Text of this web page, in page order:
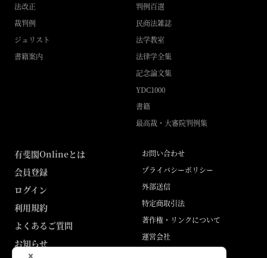
法改正
裁判例
ジュリスト
書籍案内
判例百選
民商法雑誌
法学教室
法律学全集
記念論文集
YDC1000
書籍
最高裁・大審院判例集
有斐閣Onlineとは
会員登録
ログイン
利用規約
よくあるご質問
お知らせ
お問い合わせ
プライバシーポリシー
外部送信
特定商取引法
著作権・リンクについて
運営会社